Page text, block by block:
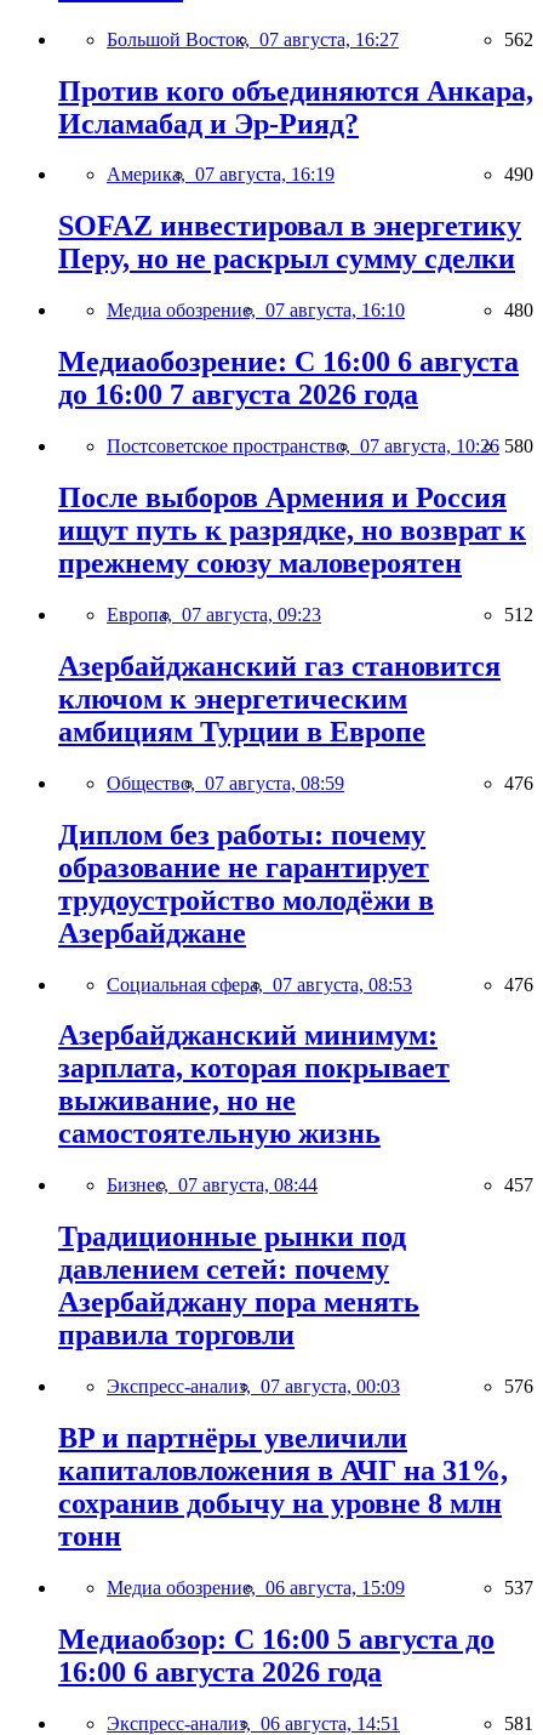
Большой Восток, 07 августа, 16:27 562
Против кого объединяются Анкара,
Исламабад и Эр-Рияд?
Америка, 07 августа, 16:19 490
SOFAZ инвестировал в энергетику
Перу, но не раскрыл сумму сделки
Медиа обозрение, 07 августа, 16:10 480
Медиаобозрение: С 16:00 6 августа
до 16:00 7 августа 2026 года
Постсоветское пространство, 07 августа, 10:26 580
После выборов Армения и Россия
ищут путь к разрядке, но возврат к
прежнему союзу маловероятен
Европа, 07 августа, 09:23 512
Азербайджанский газ становится
ключом к энергетическим
амбициям Турции в Европе
Общество, 07 августа, 08:59 476
Диплом без работы: почему
образование не гарантирует
трудоустройство молодёжи в
Азербайджане
Социальная сфера, 07 августа, 08:53 476
Азербайджанский минимум:
зарплата, которая покрывает
выживание, но не
самостоятельную жизнь
Бизнес, 07 августа, 08:44 457
Традиционные рынки под
давлением сетей: почему
Азербайджану пора менять
правила торговли
Экспресс-анализ, 07 августа, 00:03 576
BP и партнёры увеличили
капиталовложения в АЧГ на 31%,
сохранив добычу на уровне 8 млн
тонн
Медиа обозрение, 06 августа, 15:09 537
Медиаобзор: С 16:00 5 августа до
16:00 6 августа 2026 года
Экспресс-анализ, 06 августа, 14:51 581